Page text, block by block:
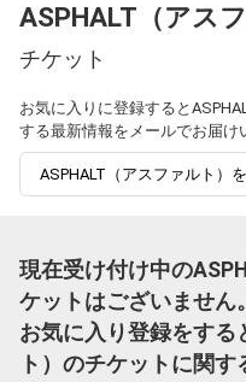
ASPHALT（アス
チケット
お気に入りに登録すると
する最新情報をメールでお届け
ASPHALT（アスファルト）
現在受け付け中の
ケットはございません。
お気に入り登録をする
ト）のチケットに関